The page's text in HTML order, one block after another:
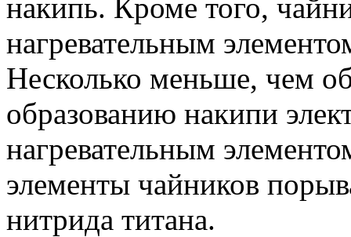
накипь. Кроме того,
нагревательным
Несколько меньше, чем
образованию накипи
нагревательным
элементы чайников
нитрида титана.